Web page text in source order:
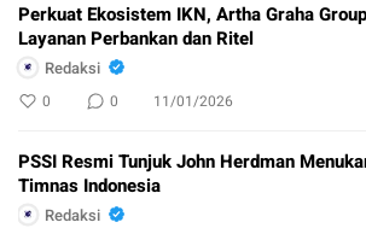
Perkuat Ekosistem IKN, Artha Graha
Layanan Perbankan dan Ritel
Redaksi
0 0 11/01/2026
PSSI Resmi Tunjuk John Herdman
Timnas Indonesia
Redaksi